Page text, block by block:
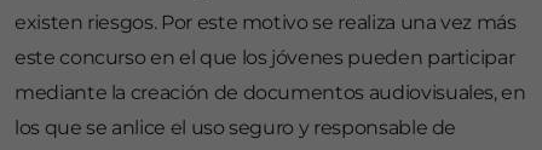
existen riesgos. Por este motivo se realiza una vez más
este concurso en el que los jóvenes pueden participar
mediante la creación de documentos audiovisuales, en
los que se anlice el uso seguro y responsable de